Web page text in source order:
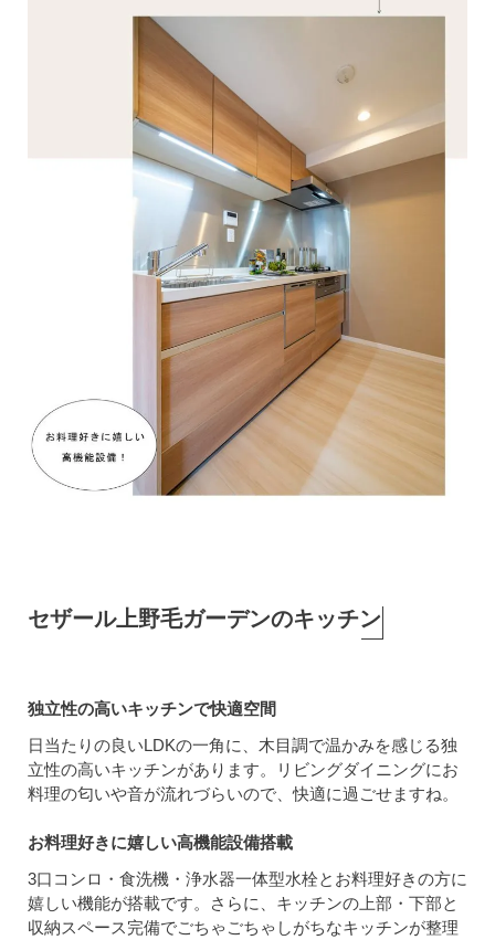
セザール上野毛ガーデンのキッチン
独立性の高いキッチンで快適空間
日当たりの良いLDKの一角に、木目調で温かみを感じる独
立性の高いキッチンがあります。リビングダイニングにお
料理の匂いや音が流れづらいので、快適に過ごせますね。
お料理好きに嬉しい高機能設備搭載
3口コンロ・食洗機・浄水器一体型水栓とお料理好きの方に
嬉しい機能が搭載です。さらに、キッチンの上部・下部と
収納スペース完備でごちゃごちゃしがちなキッチンが整理